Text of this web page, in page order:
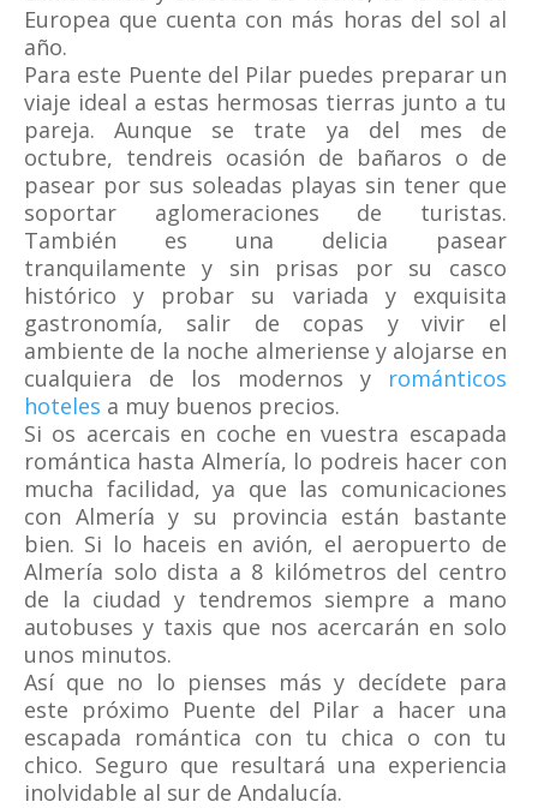
Europea que cuenta con más horas del sol al
año.
Para este Puente del Pilar puedes preparar un
viaje ideal a estas hermosas tierras junto a tu
pareja. Aunque se trate ya del mes de
octubre, tendreis ocasión de bañaros o de
pasear por sus soleadas playas sin tener que
soportar aglomeraciones de turistas.
También es una delicia pasear
tranquilamente y sin prisas por su casco
histórico y probar su variada y exquisita
gastronomía, salir de copas y vivir el
ambiente de la noche almeriense y alojarse en
cualquiera de los modernos y románticos
hoteles a muy buenos precios.
Si os acercais en coche en vuestra escapada
romántica hasta Almería, lo podreis hacer con
mucha facilidad, ya que las comunicaciones
con Almería y su provincia están bastante
bien. Si lo haceis en avión, el aeropuerto de
Almería solo dista a 8 kilómetros del centro
de la ciudad y tendremos siempre a mano
autobuses y taxis que nos acercarán en solo
unos minutos.
Así que no lo pienses más y decídete para
este próximo Puente del Pilar a hacer una
escapada romántica con tu chica o con tu
chico. Seguro que resultará una experiencia
inolvidable al sur de Andalucía.